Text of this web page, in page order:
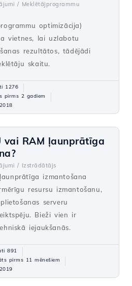
/ Meklētājprogrammu
optimizācija)
vietnes, lai uzlabotu
rezultātos, tādējādi
skaitu.
1276
pirms 2 gadiem
vai RAM ļaunprātīga
/ Izstrādātājs
izmantošana
resursu izmantošanu,
serveru
Bieži vien ir
iejaukšanās.
891
pirms 11 mēnešiem